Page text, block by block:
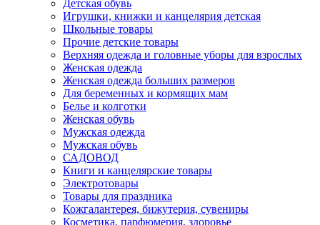
Детская обувь
Игрушки, книжки и канцелярия детская
Школьные товары
Прочие детские товары
Верхняя одежда и головные уборы для взрослых
Женская одежда
Женская одежда больших размеров
Для беременных и кормящих мам
Белье и колготки
Женская обувь
Мужская одежда
Мужская обувь
САДОВОД
Книги и канцелярские товары
Электротовары
Товары для праздника
Кожгалантерея, бижутерия, сувениры
Косметика, парфюмерия, здоровье